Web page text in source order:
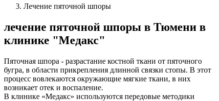
Лечение пяточной шпоры
лечение пяточной шпоры в Тюмени в
клинике "Медакс"
Пяточная шпора - разрастание костной ткани от пяточного
бугра, в области прикрепления длинной связки стопы. В этот
процесс вовлекаются окружающие мягкие ткани, в них
возникает отек и воспаление.
В клинике «Медакс» используются передовые методики